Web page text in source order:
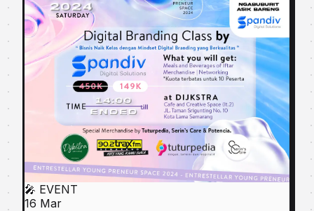
🎤 EVENT
16 Mar